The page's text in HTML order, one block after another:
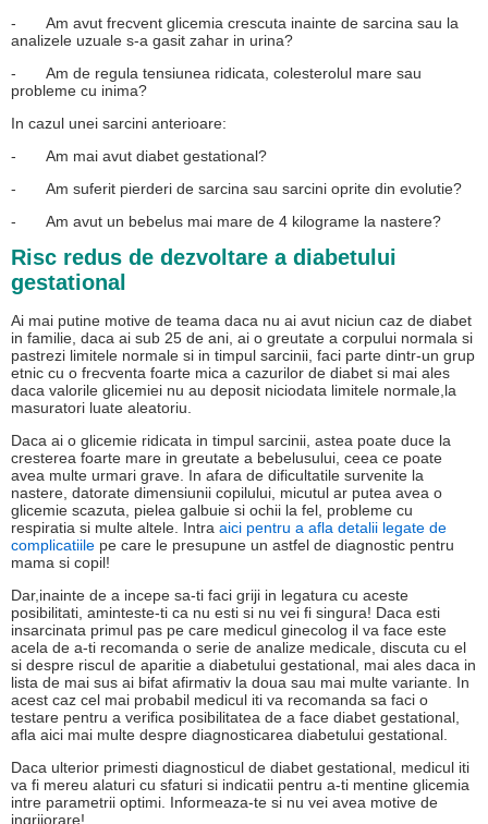
-
Am avut frecvent glicemia crescuta inainte de sarcina sau la
analizele uzuale s-a gasit zahar in urina?
-
Am de regula tensiunea ridicata, colesterolul mare sau
probleme cu inima?
In cazul unei sarcini anterioare:
-
Am mai avut diabet gestational?
-
Am suferit pierderi de sarcina sau sarcini oprite din evolutie?
-
Am avut un bebelus mai mare de 4 kilograme la nastere?
Risc redus de dezvoltare a diabetului
gestational
Ai mai putine motive de teama daca nu ai avut niciun caz de diabet
in familie, daca ai sub 25 de ani, ai o greutate a corpului normala si
pastrezi limitele normale si in timpul sarcinii, faci parte dintr-un grup
etnic cu o frecventa foarte mica a cazurilor de diabet si mai ales
daca valorile glicemiei nu au deposit niciodata limitele normale,la
masuratori luate aleatoriu.
Daca ai o glicemie ridicata in timpul sarcinii, astea poate duce la
cresterea foarte mare in greutate a bebelusului, ceea ce poate
avea multe urmari grave. In afara de dificultatile survenite la
nastere, datorate dimensiunii copilului, micutul ar putea avea o
glicemie scazuta, pielea galbuie si ochii la fel, probleme cu
respiratia si multe altele. Intra aici pentru a afla detalii legate de
complicatiile pe care le presupune un astfel de diagnostic pentru
mama si copil!
Dar,inainte de a incepe sa-ti faci griji in legatura cu aceste
posibilitati, aminteste-ti ca nu esti si nu vei fi singura! Daca esti
insarcinata primul pas pe care medicul ginecolog il va face este
acela de a-ti recomanda o serie de analize medicale, discuta cu el
si despre riscul de aparitie a diabetului gestational, mai ales daca in
lista de mai sus ai bifat afirmativ la doua sau mai multe variante. In
acest caz cel mai probabil medicul iti va recomanda sa faci o
testare pentru a verifica posibilitatea de a face diabet gestational,
afla aici mai multe despre diagnosticarea diabetului gestational.
Daca ulterior primesti diagnosticul de diabet gestational, medicul iti
va fi mereu alaturi cu sfaturi si indicatii pentru a-ti mentine glicemia
intre parametrii optimi. Informeaza-te si nu vei avea motive de
ingrijorare!